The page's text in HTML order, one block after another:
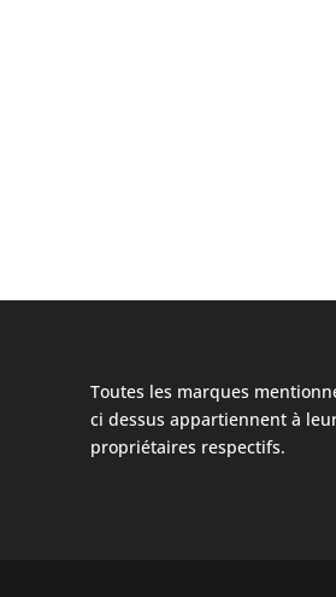
Toutes les marques
ci dessus appartiennent à
propriétaires respectifs.